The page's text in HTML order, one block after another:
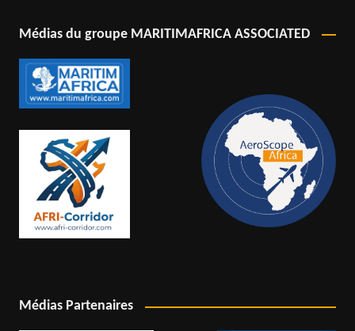
Médias du groupe MARITIMAFRICA ASSOCIATED
Médias Partenaires